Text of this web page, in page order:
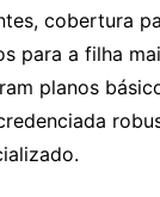
cobertura
para a filha
planos